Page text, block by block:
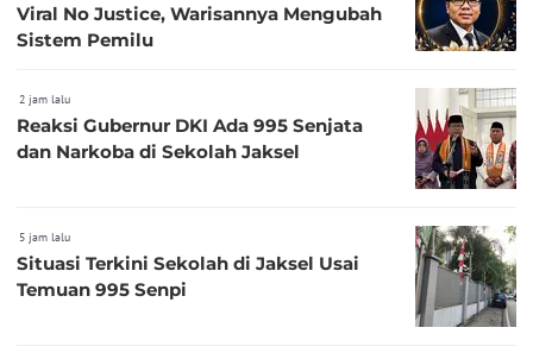
Viral No Justice, Warisannya Mengubah
Sistem Pemilu
2 jam lalu
Reaksi Gubernur DKI Ada 995 Senjata
dan Narkoba di Sekolah Jaksel
5 jam lalu
Situasi Terkini Sekolah di Jaksel Usai
Temuan 995 Senpi